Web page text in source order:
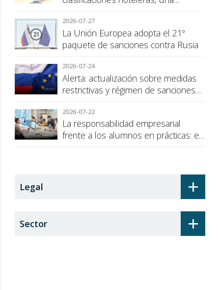
consumidor
2026-07-27
La Unión Europea adopta el 21º
paquete de sanciones contra Rusia
2026-07-24
Alerta: actualización sobre medidas
restrictivas y régimen de sanciones
2026-07-22
La responsabilidad empresarial
frente a los alumnos en prácticas: el
+
Legal
+
Sector